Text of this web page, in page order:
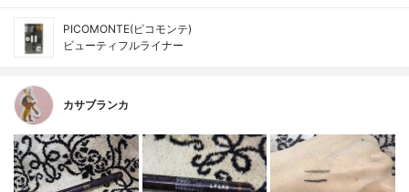
PICOMONTE(ピコモンテ)
ビューティフルライナー
カサブランカ